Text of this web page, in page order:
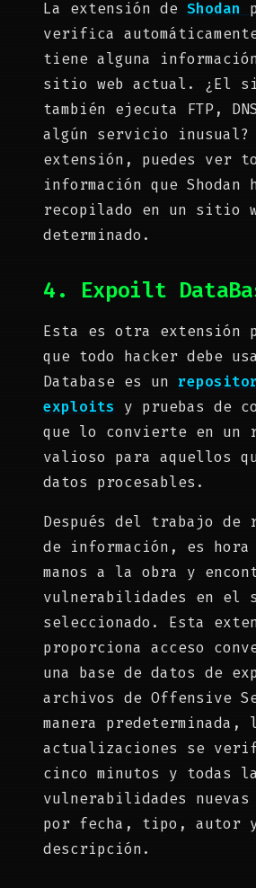
La extensión de Shodan
verifica
tiene alguna
sitio web actual. ¿El
también ejecuta FTP,
algún servicio inusual?
extensión, puedes ver
información que Shodan
recopilado en un sitio
determinado.
4. Expoilt
Esta es otra extensión
que todo hacker debe
Database es un
exploits
y pruebas de
que lo convierte en un
valioso para aquellos
datos procesables.
Después del trabajo de
de información, es hora
manos a la obra y
vulnerabilidades en el
seleccionado. Esta
proporciona acceso
una base de datos de
archivos de Offensive
manera predeterminada,
actualizaciones se
cinco minutos y todas
vulnerabilidades nuevas
por fecha, tipo, autor
descripción.